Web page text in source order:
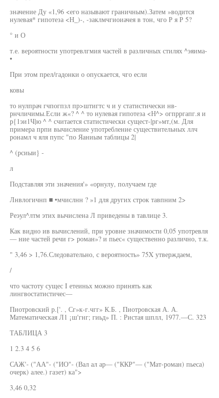
значение Ду «1,96 <его называют граничным).Затем »водится
нулевая* гипотеза <Н_)-, -заклмчгиоиачея в тон, чго Р я Р 5?
° и О
т.е. вероятности употревлгмия частей в различных стилях ^эяима-
•
При этом прел/гадонки о опускается, чго если
ковы
то нулпрач гчпогпзл пр>штигтс ч и у статистически нв-
рнчличимы.Если ж«? ^ ^ то нулевая гипотеза <Н^> огпрргапг.я и
р{1эи1Ч|ю ^ ^ считается статистически сущест-|рг»мт,(м. Для
примера прпи вычисление употребление существительных ллч
ронамл ч яля пупс "по Яаниым таблицы 2|
^ (рсиыи} -
л
Подставляя эти значения'» «орнулу, получаем где
Лнвлогичнп ■ •мчислнн ? »1 для других строк тавпним 2>
Реэул^лтм этих вычислена Л приведены в тавлице 3.
Как видно ив вычислений, при уровне значимости 0,05 употревля
— ние частей речи г> роман»? и пьес« существенно различно, т.к.
" 3,46 > 1,76.Следовательно, с вероятность» 75X утверждаем,
/
что частоту сущес I етеиньх можно принять как
лингвостатистичес—
Пиотровский р.['. , Сг»к-г.чгг» К.Б. , Пиотровская А. А.
Математическая Л1 ¡ш'гнг; гиьд» П. : Ристая шплл, 1977.—С. 323
ТАБЛИЦА 3
1 2.3 4 5 6
САЖ'- ("АА"- ("ИО"- (Вал ал ар— ("ККР"— ("Мат-роман) пьеса)
очерк) алее.) газет) ка">
3,46 0,32